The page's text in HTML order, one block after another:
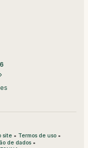
site• Termos de uso•
de dados •